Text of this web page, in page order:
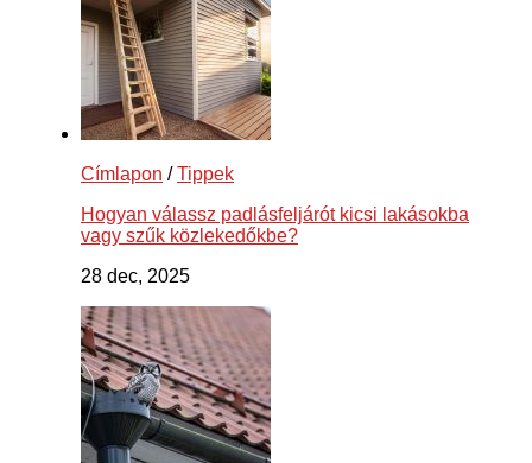
Címlapon /Tippek
Hogyan válassz padlásfeljárót kicsi lakásokba
vagy szűk közlekedőkbe?
28 dec, 2025